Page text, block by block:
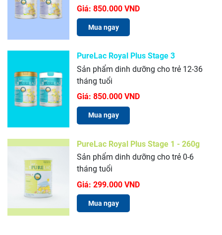
Giá: 850.000 VND
Mua ngay
PureLac Royal Plus Stage 3
Sản phẩm dinh dưỡng cho trẻ 12-36
tháng tuổi
Giá: 850.000 VND
Mua ngay
PureLac Royal Plus Stage 1 - 260g
Sản phẩm dinh dưỡng cho trẻ 0-6
tháng tuổi
Giá: 299.000 VND
Mua ngay